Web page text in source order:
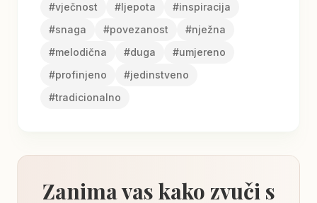
#vječnost #ljepota #inspiracija
#snaga #povezanost #nježna
#melodična #duga #umjereno
#profinjeno #jedinstveno
#tradicionalno
Zanima vas kako zvuči s